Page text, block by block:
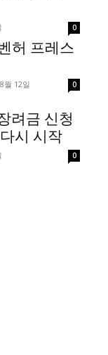
0
허 프레스
월 12일 0
려금 신청
시 시작
0